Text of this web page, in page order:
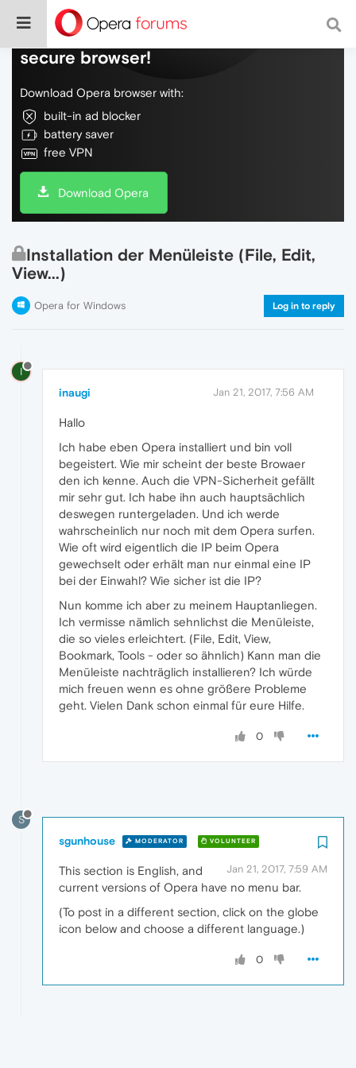
Do more on the web, with a fast and
secure browser!
Download Opera browser with:
built-in ad blocker
battery saver
free VPN
Download Opera
Installation der Menüleiste (File, Edit,
View...)
Opera for Windows Log in to reply
I
inaugi Jan 21, 2017, 7:56 AM
Hallo
Ich habe eben Opera installiert und bin voll
begeistert. Wie mir scheint der beste Browaer
den ich kenne. Auch die VPN-Sicherheit gefällt
mir sehr gut. Ich habe ihn auch hauptsächlich
deswegen runtergeladen. Und ich werde
wahrscheinlich nur noch mit dem Opera surfen.
Wie oft wird eigentlich die IP beim Opera
gewechselt oder erhält man nur einmal eine IP
bei der Einwahl? Wie sicher ist die IP?
Nun komme ich aber zu meinem Hauptanliegen.
Ich vermisse nämlich sehnlichst die Menüleiste,
die so vieles erleichtert. (File, Edit, View,
Bookmark, Tools - oder so ähnlich) Kann man die
Menüleiste nachträglich installieren? Ich würde
mich freuen wenn es ohne größere Probleme
geht. Vielen Dank schon einmal für eure Hilfe.
0
S
sgunhouse MODERATOR VOLUNTEER
Jan 21, 2017, 7:59 AM
This section is English, and
current versions of Opera have no menu bar.
(To post in a different section, click on the globe
icon below and choose a different language.)
0